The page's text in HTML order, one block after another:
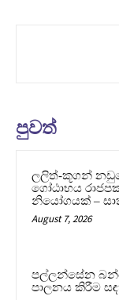
පුවත්
ලලිත්-කූගන්
ගෝඨාභය
නියෝගයක් –
August 7, 2026
පල්ලන්සේන
පාලනය කිරීම